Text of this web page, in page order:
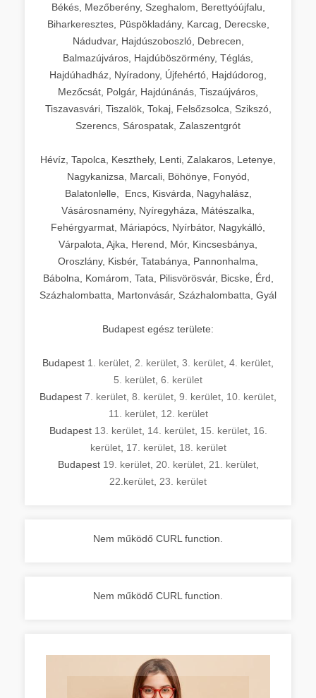
Békés, Mezőberény, Szeghalom, Berettyóújfalu,
Biharkeresztes, Püspökladány, Karcag, Derecske,
Nádudvar, Hajdúszoboszló, Debrecen,
Balmazújváros, Hajdúböszörmény, Téglás,
Hajdúhadház, Nyíradony, Újfehértó, Hajdúdorog,
Mezőcsát, Polgár, Hajdúnánás, Tiszaújváros,
Tiszavasvári, Tiszalök, Tokaj, Felsőzsolca, Szikszó,
Szerencs, Sárospatak, Zalaszentgrót
Hévíz, Tapolca, Keszthely, Lenti, Zalakaros, Letenye,
Nagykanizsa, Marcali, Böhönye, Fonyód,
Balatonlelle, Encs, Kisvárda, Nagyhalász,
Vásárosnamény, Nyíregyháza, Mátészalka,
Fehérgyarmat, Máriapócs, Nyírbátor, Nagykálló,
Várpalota, Ajka, Herend, Mór, Kincsesbánya,
Oroszlány, Kisbér, Tatabánya, Pannonhalma,
Bábolna, Komárom, Tata, Pilisvörösvár, Bicske, Érd,
Százhalombatta, Martonvásár, Százhalombatta, Gyál
Budapest egész területe:
Budapest 1. kerület 2. kerület 3. kerület 4. kerület
5. kerület 6. kerület
Budapest 7. kerület 8. kerület 9. kerület 10. kerület
11. kerület, 12. kerület
Budapest 13. kerület, 14. kerület, 15. kerület, 16.
kerület, 17. kerület, 18. kerület
Budapest 19. kerület, 20. kerület, 21. kerület,
22.kerület 23. kerület
Nem működő CURL function.
Nem működő CURL function.